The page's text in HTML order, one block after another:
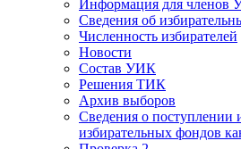
Информация для членов
Сведения об
Численность избирателей
Новости
Состав УИК
Решения ТИК
Архив выборов
Сведения о поступлении
избирательных фондов